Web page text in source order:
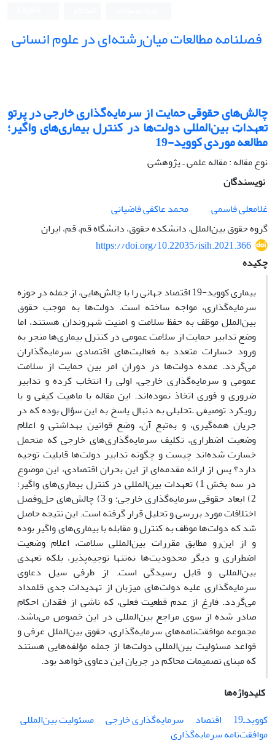
فصلنامه مطالعات میان‌رشته‌ای در علوم انسانی
چالش‌های حقوقی حمایت از سرمایه‌گذاری خارجی در پرتو
تعهدات بین‌المللی دولت‌ها در کنترل بیماری‌های واگیر؛
مطالعهٔ موردی کووید-19
نوع مقاله : مقاله علمی ـ پژوهشی
نویسندگان
غلامعلی قاسمی
محمد عاکفی قاضیانی
گروه حقوق بین‌الملل، دانشکده حقوق، دانشگاه قم، قم، ایران
https://doi.org/10.22035/isih.2021.366
چکیده
بیماری کووید-19 اقتصاد جهانی را با چالش‌هایی، از جمله در حوزه
سرمایه‌گذاری، مواجه ساخته است. دولت‌‌ها به موجب حقوق
بین‌الملل موظف به حفظ سلامت و امنیت شهروندان هستند، اما
وضع تدابیر حمایت از سلامت عمومی در کنترل بیماری‌‌ها منجر به
ورود خسارات متعدد به فعالیت‌های اقتصادی سرمایه‌گذاران
می‌گردد. عمده دولت‌‌ها در دوران امر بین حمایت از سلامت
عمومی و سرمایه‌گذاری خارجی، اولی را انتخاب کرده و تدابیر
ضروری و فوری اتخاذ نموده‌اند. این مقاله با ماهیت کیفی و با
رویکرد توصیفی ‌ـ‌تحلیلی به دنبال پاسخ به این سؤال بوده که در
جریان همه‌گیری، و به‌تبع آن، وضع قوانین بهداشتی و اعلام
وضعیت‌ اضطراری، تکلیف سرمایه‌گذاری‌های خارجی که متحمل
خسارت شده‌اند چیست و چگونه تدابیر دولت‌‌ها قابلیت توجیه
دارد؟ پس از ارائه مقدمه‌ای از این بحران اقتصادی، این موضوع
در سه بخش 1) تعهدات بین‌المللی در کنترل بیماری‌های واگیر؛
2) ابعاد حقوقی سرمایه‌گذاری خارجی؛ و 3) چالش‌های حل‌و‌فصل
اختلافات مورد بررسی و تحلیل قرار گرفته است. این نتیجه حاصل
شد که دولت‌‌ها موظف به کنترل و مقابله با بیماری‌های واگیر بوده
و از این‌رو مطابق مقررات بین‌المللی سلامت، اعلام وضعیت
اضطراری و دیگر محدودیت‌‌ها نه‌‌تنها توجیه‌پذیر، بلکه تعهدی
بین‌المللی و قابل رسیدگی است. از طرفی سیل دعاوی
سرمایه‌گذاری علیه دولت‌های میزبان از تهدیدات جدی قلمداد
می‌گردد. فارغ از عدم قطعیت فعلی، که ناشی از فقدان احکام
صادر شده از سوی مراجع بین‌المللی در این خصوص می‌باشد،
مجموعه موافقت‌نامه‌های سرمایه‌گذاری، حقوق بین‌الملل عرفی و
قواعد مسئولیت بین‌المللی دولت‌‌ها از جمله مؤلفه‌‌هایی هستند
که مبنای تصمیمات محاکم در جریان این دعاوی خواهد بود.
کلیدواژه‌ها
کووید‌ـ‌19
اقتصاد سرمایه‌گذاری خارجی
مسئولیت بین‌المللی
موافقت‌نامه سرمایه‌گذاری